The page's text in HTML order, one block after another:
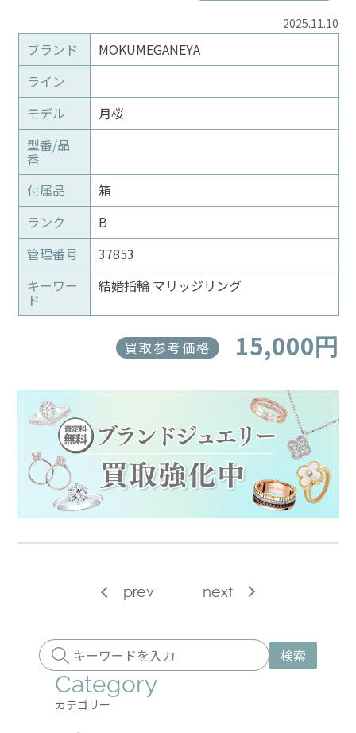
2025.11.10
ブランド
MOKUMEGANEYA
ライン
モデル
月桜
型番/品
番
付属品
箱
ランク
B
管理番号
37853
キーワー
ド
結婚指輪 マリッジリング
買取参考価格 15,000円
prev next
検索
Category
カテゴリー